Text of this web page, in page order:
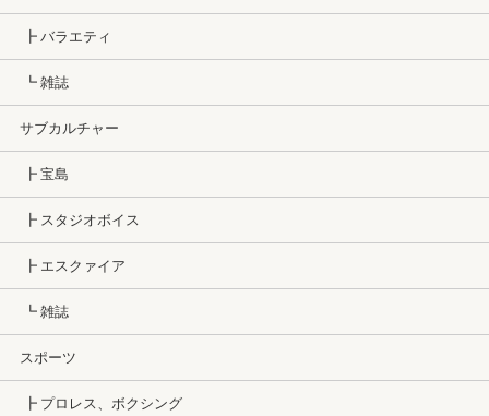
┣ バラエティ
┗ 雑誌
サブカルチャー
┣ 宝島
┣ スタジオボイス
┣ エスクァイア
┗ 雑誌
スポーツ
┣ プロレス、ボクシング